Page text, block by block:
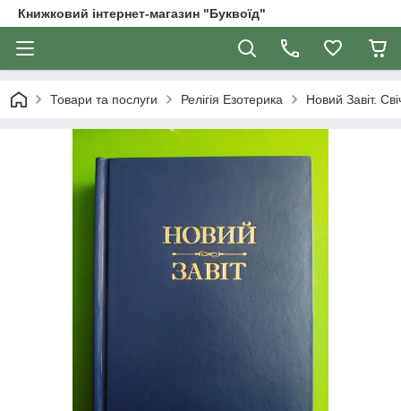
Книжковий інтернет-магазин "Буквоїд"
Товари та послуги Релігія Езотерика Новий Завіт.